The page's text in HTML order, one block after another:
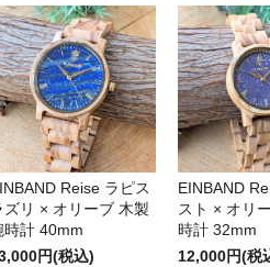
Reise ラピス
ズリ × オリーブ 木製
時計 40mm
円(税込)
EINBAND
スト × オリ
時計 32mm
12,000円(税